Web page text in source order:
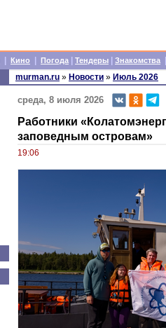
Кино Погода Тендеры Знакомства
murman.ru » Новости » Июль 2026
среда, 8 июля 2026
Работники
заповедным островам»
19:06